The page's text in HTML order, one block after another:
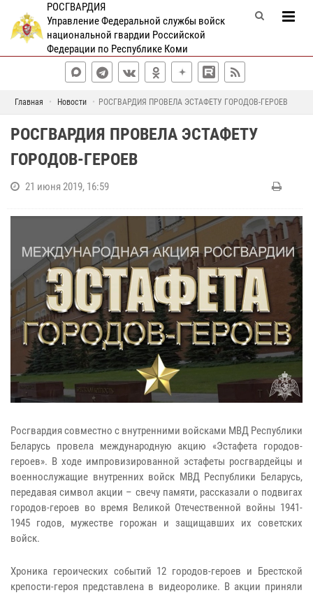
РОСГВАРДИЯ
Управление Федеральной службы войск
национальной гвардии Российской
Федерации по Республике Коми
Главная Новости РОСГВАРДИЯ ПРОВЕЛА ЭСТАФЕТУ ГОРОДОВ-ГЕРОЕВ
РОСГВАРДИЯ ПРОВЕЛА ЭСТАФЕТУ
ГОРОДОВ-ГЕРОЕВ
21 июня 2019, 16:59
Росгвардия совместно с внутренними войсками МВД Республики
Беларусь провела международную акцию «Эстафета городов-
героев». В ходе импровизированной эстафеты росгвардейцы и
военнослужащие внутренних войск МВД Республики Беларусь,
передавая символ акции – свечу памяти, рассказали о подвигах
городов-героев во время Великой Отечественной войны 1941-
1945 годов, мужестве горожан и защищавших их советских
войск.
Хроника героических событий 12 городов-героев и Брестской
крепости-героя представлена в видеоролике. В акции приняли